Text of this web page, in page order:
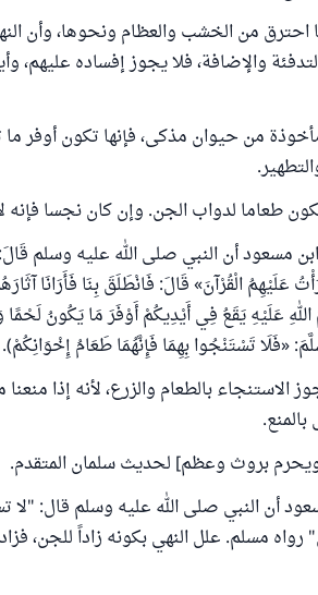
احترق من الخشب والعظام ونحوها، وأن
والإضافة، فلا يجوز إفساده عليهم،
من حيوان مذكى، فإنها تكون أوفر
طعاما لدواب الجن. وإن كان نجسا فإنه
الْقُرْآنَ» قَالَ: فَانْطَلَقَ بِنَا فَأَرَانَا
عَلَيْهِ يَقَعُ فِي أَيْدِيكُمْ أَوْفَرَ مَا يَكُونُ
«فَلَا تَسْتَنْجُوا بِهِمَا فَإِنَّهُمَا طَعَامُ إِخْوَانِكُمْ).
الاستنجاء بالطعام والزرع، لأنه إذا
أن النبي صلى الله عليه وسلم قال: "لا
مسلم. علل النهي بكونه زاداً للجن،